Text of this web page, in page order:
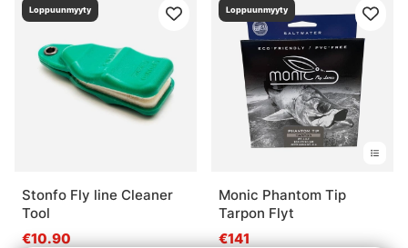
Loppuunmyyty
Stonfo Fly line Cleaner
Tool
€10.90
Loppuunmyyty
Monic Phantom Tip
Tarpon Flyt
€141